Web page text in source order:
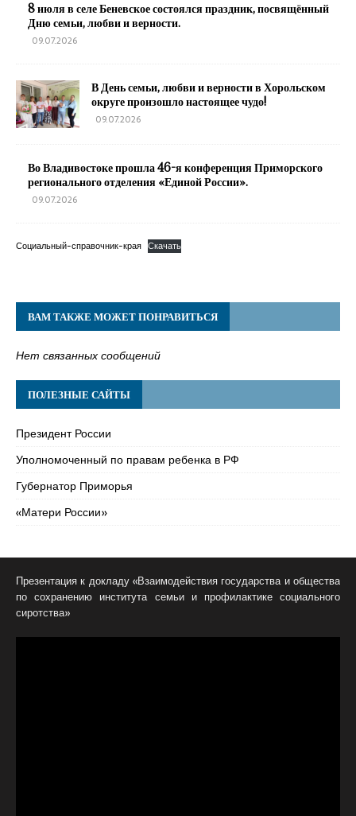
8 июля в селе Беневское состоялся праздник, посвящённый
Дню семьи, любви и верности.
09.07.2026
В День семьи, любви и верности в Хорольском
округе произошло настоящее чудо!
09.07.2026
Во Владивостоке прошла 46-я конференция Приморского
регионального отделения «Единой России».
09.07.2026
Социальный-справочник-края Скачать
ВАМ ТАКЖЕ МОЖЕТ ПОНРАВИТЬСЯ
Нет связанных сообщений
ПОЛЕЗНЫЕ САЙТЫ
Президент России
Уполномоченный по правам ребенка в РФ
Губернатор Приморья
«Матери России»
Презентация к докладу «Взаимодействия государства и общества
по сохранению института семьи и профилактике социального
сиротства»